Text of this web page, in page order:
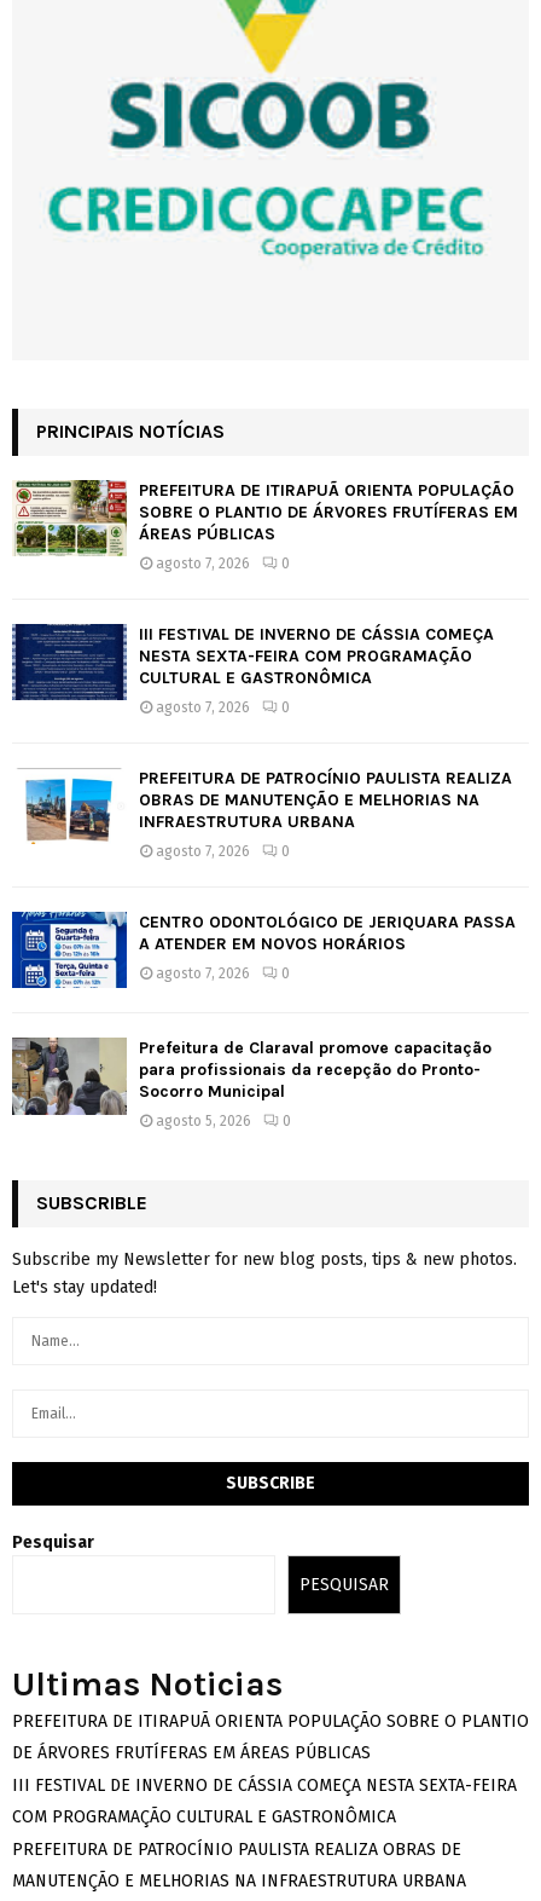
PRINCIPAIS NOTÍCIAS
PREFEITURA DE ITIRAPUÃ ORIENTA POPULAÇÃO
SOBRE O PLANTIO DE ÁRVORES FRUTÍFERAS EM
ÁREAS PÚBLICAS
agosto 7, 2026 0
III FESTIVAL DE INVERNO DE CÁSSIA COMEÇA
NESTA SEXTA-FEIRA COM PROGRAMAÇÃO
CULTURAL E GASTRONÔMICA
agosto 7, 2026 0
PREFEITURA DE PATROCÍNIO PAULISTA REALIZA
OBRAS DE MANUTENÇÃO E MELHORIAS NA
INFRAESTRUTURA URBANA
agosto 7, 2026 0
CENTRO ODONTOLÓGICO DE JERIQUARA PASSA
A ATENDER EM NOVOS HORÁRIOS
agosto 7, 2026 0
Prefeitura de Claraval promove capacitação
para profissionais da recepção do Pronto-
Socorro Municipal
agosto 5, 2026 0
SUBSCRIBLE
Subscribe my Newsletter for new blog posts, tips & new photos.
Let's stay updated!
Pesquisar
PESQUISAR
Ultimas Noticias
PREFEITURA DE ITIRAPUÃ ORIENTA POPULAÇÃO SOBRE O PLANTIO
DE ÁRVORES FRUTÍFERAS EM ÁREAS PÚBLICAS
III FESTIVAL DE INVERNO DE CÁSSIA COMEÇA NESTA SEXTA-FEIRA
COM PROGRAMAÇÃO CULTURAL E GASTRONÔMICA
PREFEITURA DE PATROCÍNIO PAULISTA REALIZA OBRAS DE
MANUTENÇÃO E MELHORIAS NA INFRAESTRUTURA URBANA